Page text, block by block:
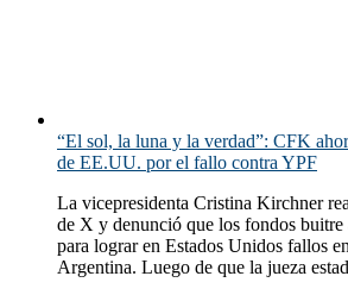
“El sol, la luna y la verdad”: CFK
de EE.UU. por el fallo contra YPF
La vicepresidenta Cristina Kirchner
de X y denunció que los fondos buitre
para lograr en Estados Unidos fallos
Argentina. Luego de que la jueza